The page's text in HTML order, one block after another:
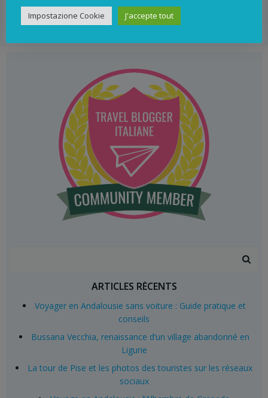
0
ARTICLES RÉCENTS
Voyager en Andalousie sans voiture : Guide pratique et
conseils
Bussana Vecchia, renaissance d’un village abandonné en
Ligurie
La tour de Pise et les photos des touristes sur les réseaux
sociaux
Impostazione Cookie J'accepte tout